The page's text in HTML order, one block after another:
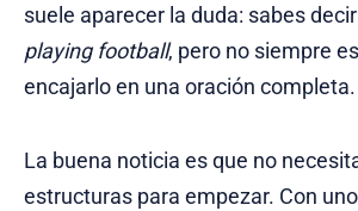
suele aparecer la duda: sabes decir
playing football, pero no siempre
encajarlo en una oración completa.
La buena noticia es que no
estructuras para empezar. Con